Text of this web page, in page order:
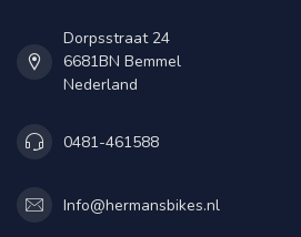
Dorpsstraat 24
6681BN Bemmel
Nederland
0481-461588
Info@hermansbikes.nl